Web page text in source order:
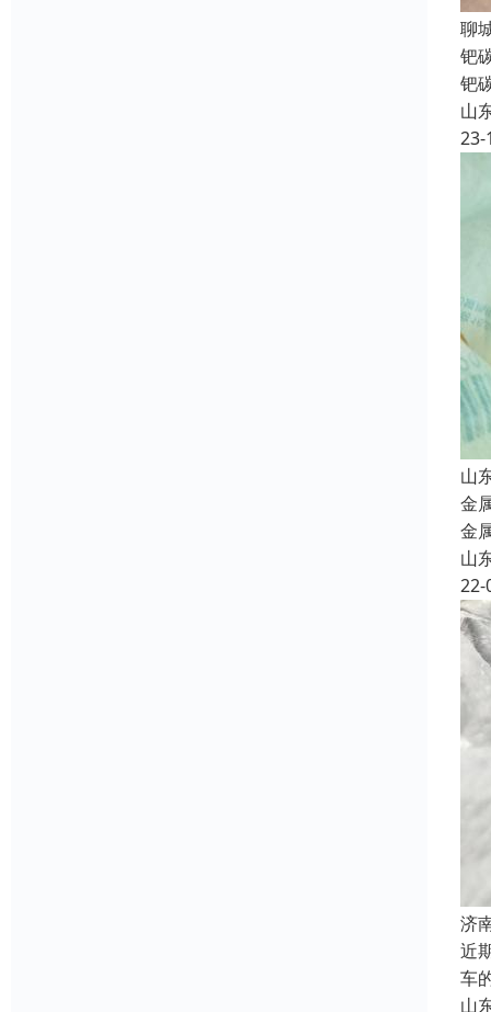
聊
钯
钯
山
23-
山
金
金
山
22-
济
近
车
山